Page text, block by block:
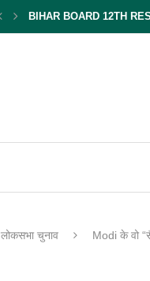
BIHAR BOARD 12TH
लोकसभा चुनाव Modi के वो